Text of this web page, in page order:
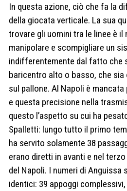
In questa azione, ciò che fa la
della giocata verticale. La sua
trovare gli uomini tra le linee è il
manipolare e scompigliare un
indifferentemente dal fatto che
baricentro alto o basso, che sia
sul pallone. Al Napoli è
e questa precisione nella
questo l’aspetto su cui ha
Spalletti: lungo tutto il primo
ha servito solamente 38
erano diretti in avanti e nel
del Napoli. I numeri di Anguissa
identici: 39 appoggi